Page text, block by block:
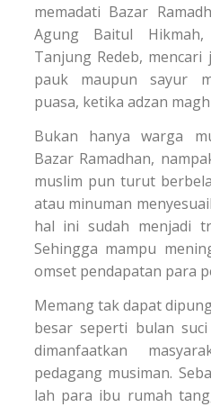
memadati Bazar
Agung Baitul
Tanjung Redeb,
pauk maupun sayur
puasa, ketika adzan
Bukan hanya warga
Bazar Ramadhan,
muslim pun turut
atau minuman
hal ini sudah menjadi
Sehingga mampu
omset pendapatan para
Memang tak dapat
besar seperti bulan
dimanfaatkan
pedagang musiman.
lah para ibu rumah